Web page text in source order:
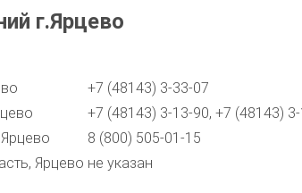
г.Ярцево
+7 (48143) 3-33-07
+7 (48143) 3-13-90, +7 (48143)
8 (800) 505-01-15
Ярцево не указан